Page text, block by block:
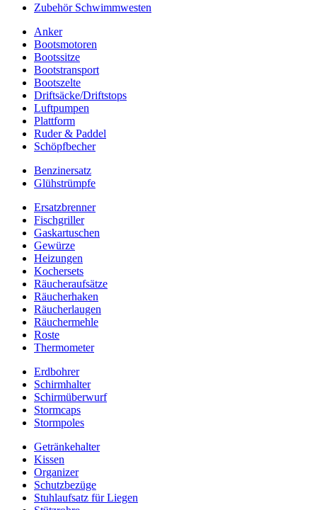
Zubehör Schwimmwesten
Anker
Bootsmotoren
Bootssitze
Bootstransport
Bootszelte
Driftsäcke/Driftstops
Luftpumpen
Plattform
Ruder & Paddel
Schöpfbecher
Benzinersatz
Glühstrümpfe
Ersatzbrenner
Fischgriller
Gaskartuschen
Gewürze
Heizungen
Kochersets
Räucheraufsätze
Räucherhaken
Räucherlaugen
Räuchermehle
Roste
Thermometer
Erdbohrer
Schirmhalter
Schirmüberwurf
Stormcaps
Stormpoles
Getränkehalter
Kissen
Organizer
Schutzbezüge
Stuhlaufsatz für Liegen